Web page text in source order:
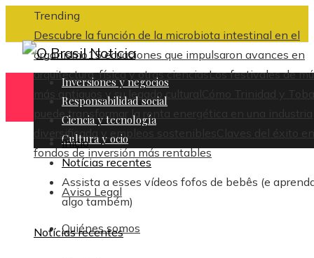
Trending
Descubre la función de la microbiota intestinal en el
organismo15 ecuaciones que impulsaron avances en
arquitectura, física y otras cienciasLos festivales de
más antiguos y su legado cultural
Cómo Trinidad y
puede transformar la renta energética en una industria
diversificada y empleos sostenibles
Claves del éxito
fondos de inversión más rentables
Aviso Legal
Quiénes somos
Inversiones y negocios
Responsabilidad social
Ciencia y tecnología
Cultura y ocio
Inicio
Notícias recentes
Assista a esses vídeos fofos de bebês (e
algo também)
Notícias recentes